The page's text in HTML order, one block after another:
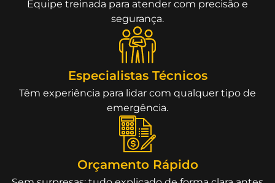
Equipe treinada para atender com precisão e
segurança.
Especialistas Técnicos
Têm experiência para lidar com qualquer tipo de
emergência.
Orçamento Rápido